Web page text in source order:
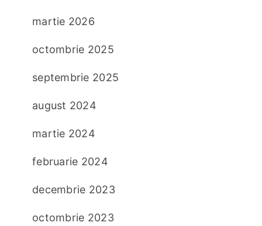
martie 2026
octombrie 2025
septembrie 2025
august 2024
martie 2024
februarie 2024
decembrie 2023
octombrie 2023